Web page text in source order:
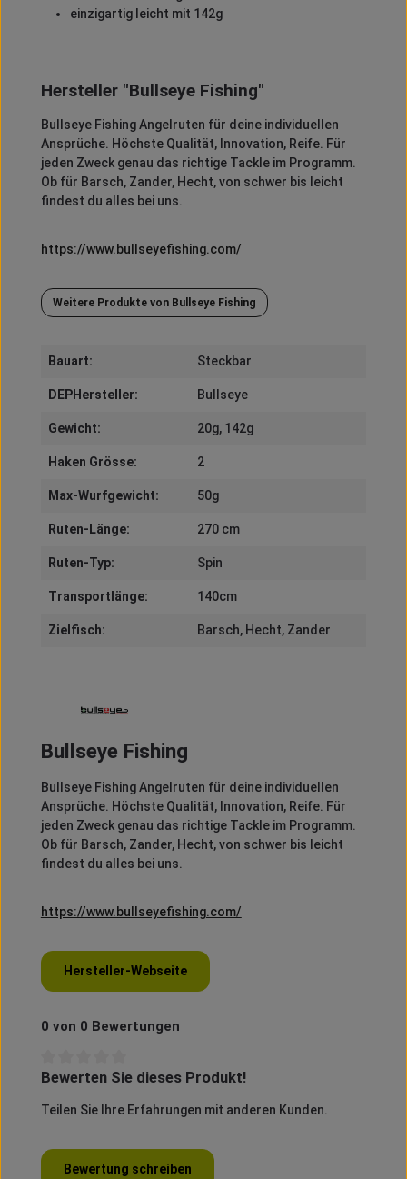
einzigartig leicht mit 142g
Hersteller "Bullseye Fishing"
Bullseye Fishing Angelruten für deine individuellen
Ansprüche. Höchste Qualität, Innovation, Reife. Für
jeden Zweck genau das richtige Tackle im Programm.
Ob für Barsch, Zander, Hecht, von schwer bis leicht
findest du alles bei uns.
https://www.bullseyefishing.com/
Weitere Produkte von Bullseye Fishing
Bauart: Steckbar
DEPHersteller: Bullseye
Gewicht: 20g, 142g
Haken Grösse: 2
Max-Wurfgewicht: 50g
Ruten-Länge: 270 cm
Ruten-Typ: Spin
Transportlänge: 140cm
Zielfisch: Barsch, Hecht, Zander
Bullseye Fishing
Bullseye Fishing Angelruten für deine individuellen
Ansprüche. Höchste Qualität, Innovation, Reife. Für
jeden Zweck genau das richtige Tackle im Programm.
Ob für Barsch, Zander, Hecht, von schwer bis leicht
findest du alles bei uns.
https://www.bullseyefishing.com/
Hersteller-Webseite
0 von 0 Bewertungen
Durchschnittliche Bewertung von 0 von 5 Sternen
Bewerten Sie dieses Produkt!
Teilen Sie Ihre Erfahrungen mit anderen Kunden.
Bewertung schreiben